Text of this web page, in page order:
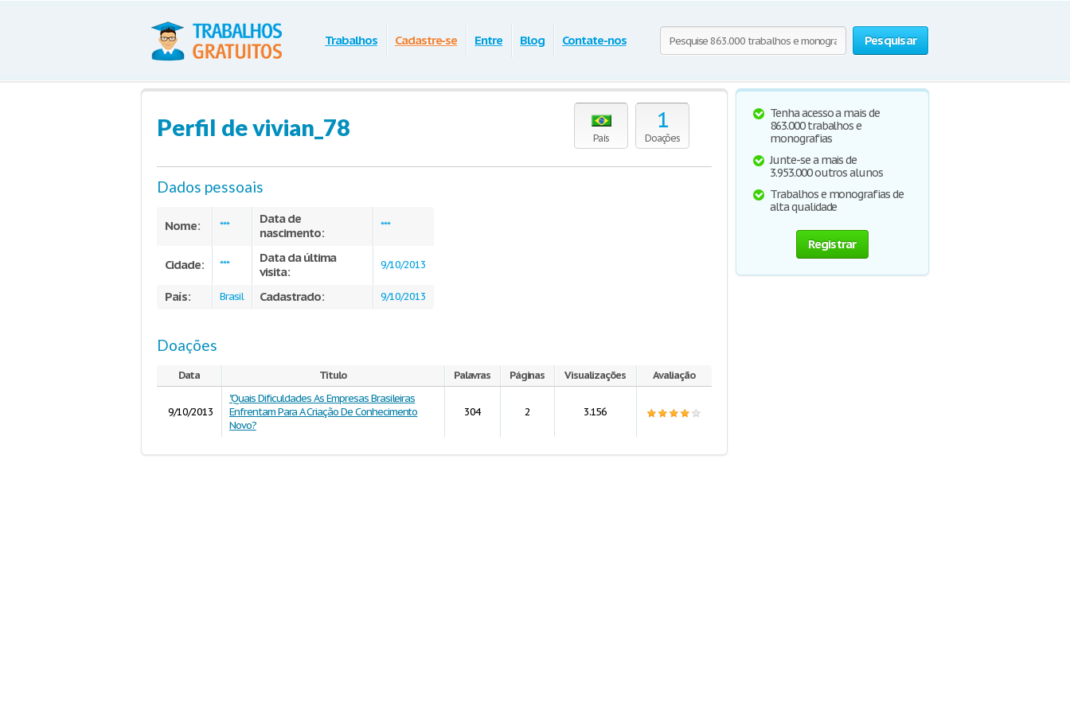
Pesquisar
Trabalhos Cadastre-se Entre Blog Contate-nos
País
1
Doações
Perfil de vivian_78
Dados pessoais
Nome: ***
Data de
nascimento:
***
Cidade: ***
Data da última
visita:
9/10/2013
País: Brasil Cadastrado: 9/10/2013
Doações
Data Título Palavras Páginas Visualizações Avaliação
9/10/2013
"Quais Dificuldades As Empresas Brasileiras
Enfrentam Para A Criação De Conhecimento
Novo?
304 2 3.156
Tenha acesso a mais de
863.000 trabalhos e
monografias
Junte-se a mais de
3.953.000 outros alunos
Trabalhos e monografias de
alta qualidade
Registrar